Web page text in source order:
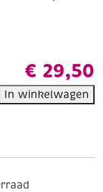
€ 29,50
In winkelwagen